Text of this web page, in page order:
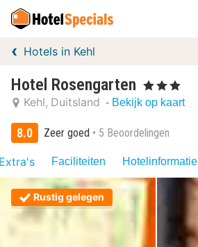
Hotels in Kehl
Hotel Rosengarten , 3 Sterren
Kehl Duitsland - Bekijk op kaart
8.0 Zeer goed 5 Beoordelingen
Faciliteiten Hotelinformatie
Rustig gelegen